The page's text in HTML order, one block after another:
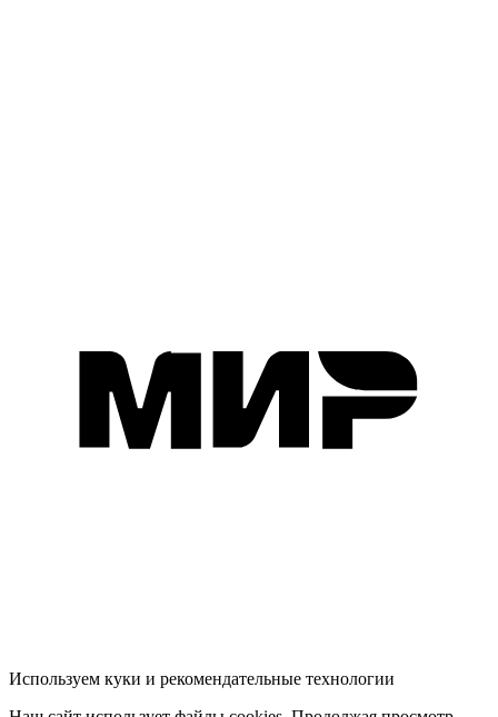
Используем куки и рекомендательные технологии